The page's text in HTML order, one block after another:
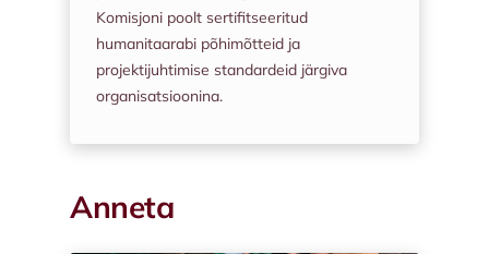
Komisjoni poolt sertifitseeritud
humanitaarabi põhimõtteid ja
projektijuhtimise standardeid järgiva
organisatsioonina.
Anneta